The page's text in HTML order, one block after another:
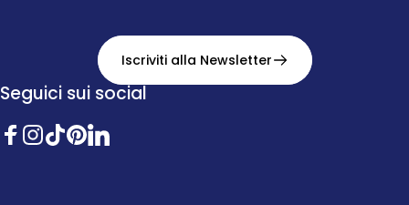
Iscriviti alla Newsletter
Seguici sui social